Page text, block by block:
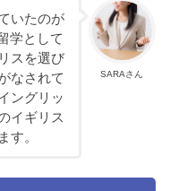
SARAさん
いたのが
学として
スを選び
なされて
ングリッ
イギリス
す。